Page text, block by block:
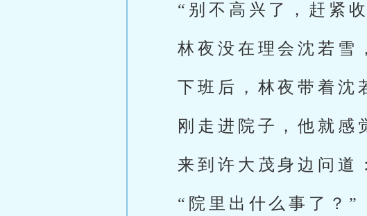
“别不高兴了，赶紧
林夜没在理会沈若雪
下班后，林夜带着沈
刚走进院子，他就感
来到许大茂身边问道
“院里出什么事了？”